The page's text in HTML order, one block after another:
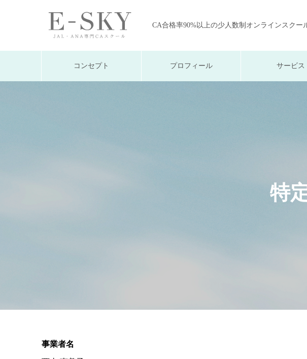
CA合格率90%以上の少人数制オンラインスクー
コンセプト プロフィール サービス
特
事業者名